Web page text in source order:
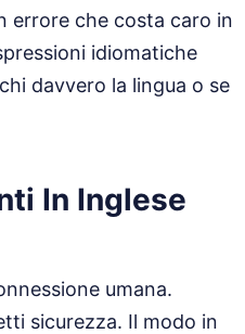
errore che costa caro in
idiomatiche
davvero la lingua o se
In Inglese
umana.
sicurezza. Il modo in